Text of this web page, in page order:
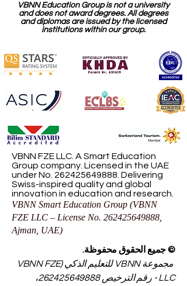
VBNN Education Group is not a university
and does not award degrees. All degrees
and diplomas are issued by the licensed
institutions within our group.
VBNN FZE LLC. A Smart Education
Group company. Licensed in the UAE
under No. 262425649888 . Delivering
Swiss-inspired quality and global
innovation in education and research.
VBNN Smart Education Group (VBNN
FZE LLC – License No. 262425649888
Ajman, UAE)
© جميع الحقوق محفوظة.
مجموعة VBNN للتعليم الذكي (VBNN FZE
LLC - رقم الترخيص
262425649888،